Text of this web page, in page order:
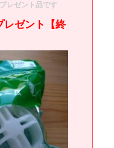
レゼント品です
レゼント【終